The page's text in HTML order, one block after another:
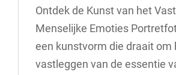
Ontdek de Kunst van het
Menselijke Emoties
een kunstvorm die draait om
vastleggen van de essentie